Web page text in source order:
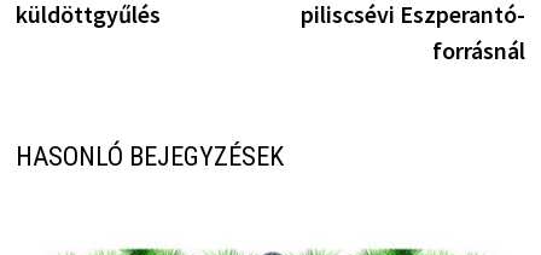
küldöttgyűlés
piliscsévi Eszperantó-
forrásnál
HASONLÓ BEJEGYZÉSEK